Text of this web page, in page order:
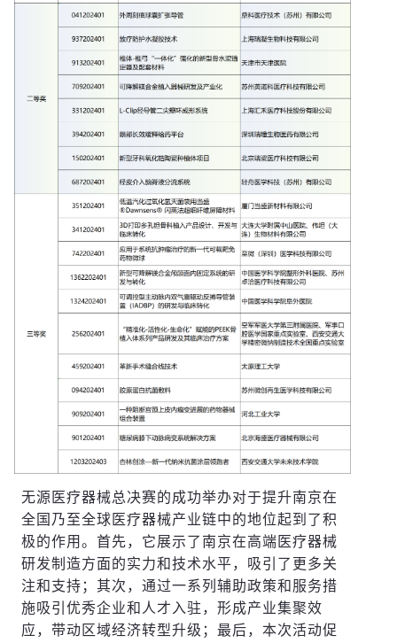
无源医疗器械总决赛的成功举办对于提升南京在
全国乃至全球医疗器械产业链中的地位起到了积
极的作用。首先，它展示了南京在高端医疗器械
研发制造方面的实力和技术水平，吸引了更多关
注和支持；其次，通过一系列辅助政策和服务措
施吸引优秀企业和人才入驻，形成产业集聚效
应，带动区域经济转型升级；最后，本次活动促